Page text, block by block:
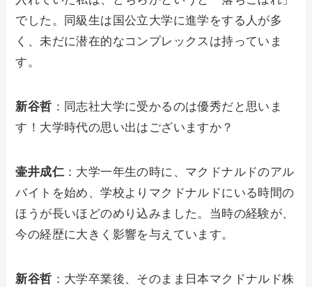
でした。同級生は国公立大学に進学をする人が多
く、未だに潜在的なコンプレックスは持っていま
す。
新谷哲 ：同志社大学に受かるのは優秀だと思いま
す！大学時代の思い出はございますか？
壷井成仁：大学一年生の時に、マクドナルドのアル
バイトを始め、学校よりマクドナルドにいる時間の
ほうが長いほどのめり込みました。当時の経験が、
今の経歴に大きく影響を与えています。
新谷哲 ：大学卒業後、そのまま日本マクドナルド株